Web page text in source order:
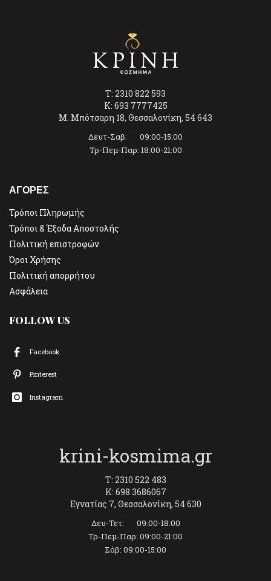
T: 2310 822 593
K: 693 7777425
Μ. Μπότσαρη 18, Θεσσαλονίκη, 54 643
Δευτ-Σαβ: 09:00-15:00
Τρ-Πεμ-Παρ: 18:00-21:00
ΑΓΟΡΕΣ
Τρόποι Πληρωμής
Τρόποι & Έξοδα Αποστολής
Πολιτική επιστροφών
Όροι Χρήσης
Πολιτική απορρήτου
Ασφάλεια
FOLLOW US
Facebook
Pinterest
Instagram
krini-kosmima.gr
T: 2310 522 483
K: 698 3686067
Εγνατίας 7, Θεσσαλονίκη, 54 630
Δευ-Τετ: 09:00-18:00
Τρ-Πεμ-Παρ: 09:00-21:00
Σάβ: 09:00-15:00